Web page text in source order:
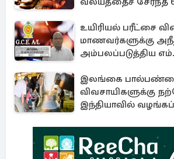
உயிரியல் பரீட்சை
மாணவர்களுக்கு
அம்பலப்படுத்திய
இலங்கை
விவசாயிகளுக்கு
இந்தியாவில்